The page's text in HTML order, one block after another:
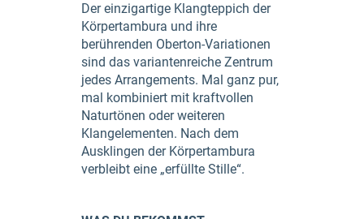
Der einzigartige Klangteppich der
Körpertambura und ihre
berührenden Oberton-Variationen
sind das variantenreiche Zentrum
jedes Arrangements. Mal ganz pur,
mal kombiniert mit kraftvollen
Naturtönen oder weiteren
Klangelementen. Nach dem
Ausklingen der Körpertambura
verbleibt eine „erfüllte Stille“.